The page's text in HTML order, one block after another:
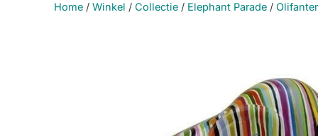
Home / Winkel / Collectie / Elephant Parade /